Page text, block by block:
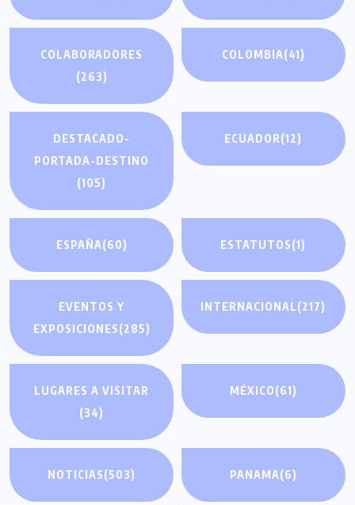
COLABORADORES
(263)
COLOMBIA(41)
DESTACADO-
PORTADA-DESTINO
(105)
ECUADOR(12)
ESPAÑA(60) ESTATUTOS(1)
EVENTOS Y
EXPOSICIONES(285)
INTERNACIONAL(217)
LUGARES A VISITAR
(34)
MÉXICO(61)
NOTICIAS(503) PANAMA(6)